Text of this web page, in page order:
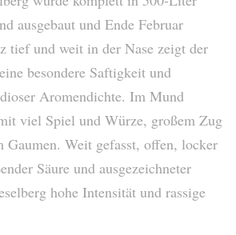
ausgebaut und Ende Februar
tief und weit in der Nase zeigt der
besondere Saftigkeit und
Aromendichte. Im Mund
viel Spiel und Würze, großem Zug
Gaumen. Weit gefasst, offen, locker
Säure und ausgezeichneter
hohe Intensität und rassige